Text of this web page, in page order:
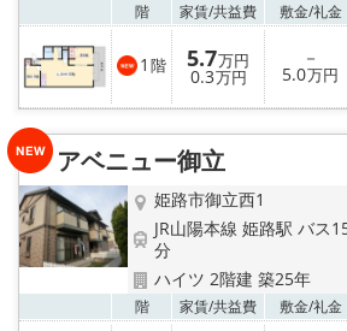
階 家賃/共益費 敷金/礼金
1 階 5.7万円
0.3万円
－
5.0万円
アベニュー御立
姫路市御立西1
JR山陽本線 姫路駅 バス
分
ハイツ 2階建 築25年
階 家賃/共益費 敷金/礼金